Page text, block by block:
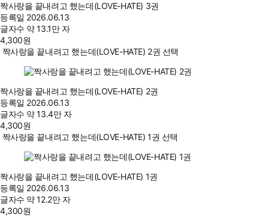
짝사랑을 끝내려고 했는데(LOVE-HATE) 3권
등록일 2026.06.13
글자수 약 13.1만 자
4,300원
짝사랑을 끝내려고 했는데(LOVE-HATE) 2권 선택
짝사랑을 끝내려고 했는데(LOVE-HATE) 2권
등록일 2026.06.13
글자수 약 13.4만 자
4,300원
짝사랑을 끝내려고 했는데(LOVE-HATE) 1권 선택
짝사랑을 끝내려고 했는데(LOVE-HATE) 1권
등록일 2026.06.13
글자수 약 12.2만 자
4,300원